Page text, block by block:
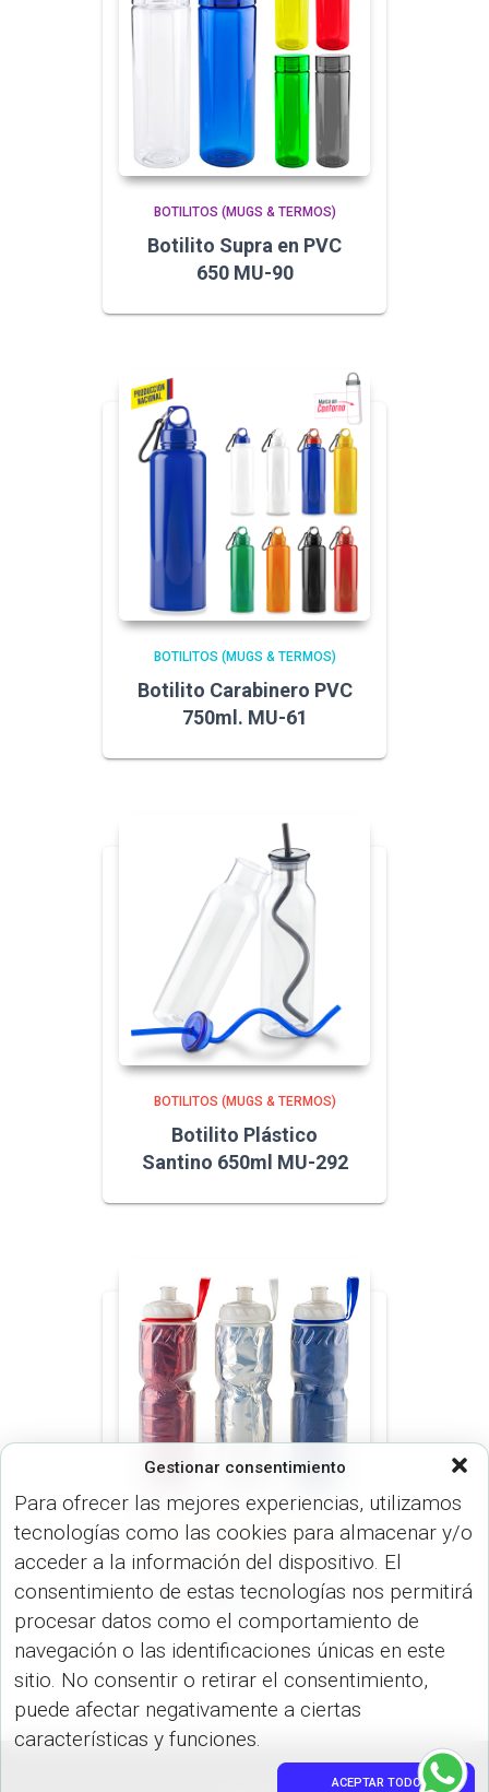
Gestionar consentimiento
Para ofrecer las mejores experiencias, utilizamos
tecnologías como las cookies para almacenar y/o
acceder a la información del dispositivo. El
consentimiento de estas tecnologías nos permitirá
procesar datos como el comportamiento de
navegación o las identificaciones únicas en este
sitio. No consentir o retirar el consentimiento,
puede afectar negativamente a ciertas
características y funciones.
ACEPTAR TODO
BOTILITOS (MUGS & TERMOS)
Botilito Supra en PVC
650 MU-90
BOTILITOS (MUGS & TERMOS)
Botilito Carabinero PVC
750ml. MU-61
BOTILITOS (MUGS & TERMOS)
Botilito Plástico
Santino 650ml MU-292
BOTILITOS (MUGS & TERMOS)
Botilito Cool Fresh